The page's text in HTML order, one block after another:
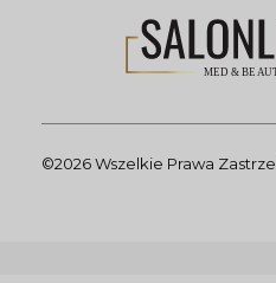
©2026 Wszelkie Prawa